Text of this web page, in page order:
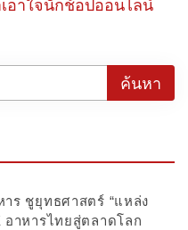
อาใจนักช้อปออนไลน์
ร ชูยุทธศาสตร์ “แหล่ง
อาหารไทยสู่ตลาดโลก